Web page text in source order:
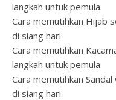
langkah untuk pemula.
Cara memutihkan Hijab
di siang hari
Cara memutihkan
langkah untuk pemula.
Cara memutihkan
di siang hari